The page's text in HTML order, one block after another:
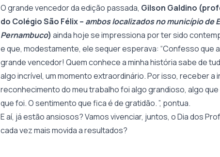
O grande vencedor da edição passada, Gilson Galdino
do Colégio São Félix – ambos localizados no município de
Pernambuco) ainda hoje se impressiona por ter sido
e que, modestamente, ele sequer esperava: “Confesso que
grande vencedor! Quem conhece a minha história sabe de
algo incrível, um momento extraordinário. Por isso, receber a
reconhecimento do meu trabalho foi algo grandioso, algo
que foi. O sentimento que fica é de gratidão. ”, pontua.
E aí, já estão ansiosos? Vamos vivenciar, juntos, o Dia dos
cada vez mais movida a resultados?